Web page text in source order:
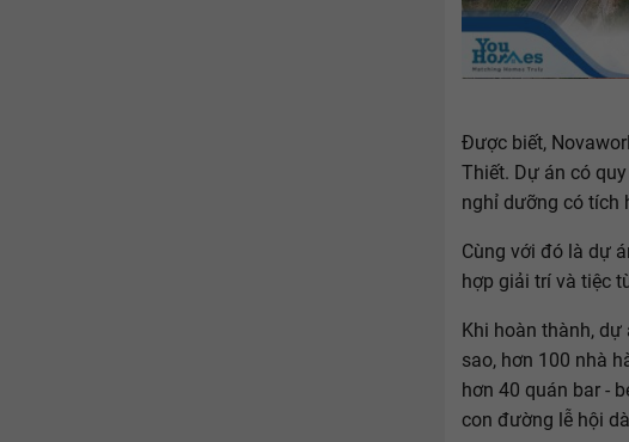
Được biết,
Thiết. Dự án có
nghỉ dưỡng có tích
Cùng với đó là dự
hợp giải trí và tiệc
Khi hoàn thành,
sao, hơn 100 nhà
hơn 40 quán bar -
con đường lễ hội